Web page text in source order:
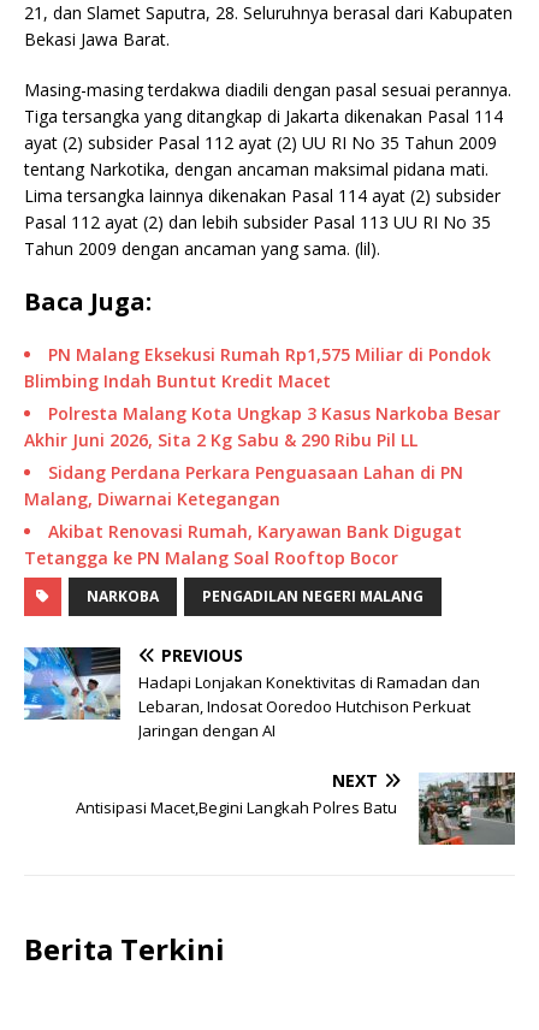
21, dan Slamet Saputra, 28. Seluruhnya berasal dari Kabupaten
Bekasi Jawa Barat.
Masing-masing terdakwa diadili dengan pasal sesuai perannya.
Tiga tersangka yang ditangkap di Jakarta dikenakan Pasal 114
ayat (2) subsider Pasal 112 ayat (2) UU RI No 35 Tahun 2009
tentang Narkotika, dengan ancaman maksimal pidana mati.
Lima tersangka lainnya dikenakan Pasal 114 ayat (2) subsider
Pasal 112 ayat (2) dan lebih subsider Pasal 113 UU RI No 35
Tahun 2009 dengan ancaman yang sama. (lil).
Baca Juga:
PN Malang Eksekusi Rumah Rp1,575 Miliar di Pondok
Blimbing Indah Buntut Kredit Macet
Polresta Malang Kota Ungkap 3 Kasus Narkoba Besar
Akhir Juni 2026, Sita 2 Kg Sabu & 290 Ribu Pil LL
Sidang Perdana Perkara Penguasaan Lahan di PN
Malang, Diwarnai Ketegangan
Akibat Renovasi Rumah, Karyawan Bank Digugat
Tetangga ke PN Malang Soal Rooftop Bocor
NARKOBA PENGADILAN NEGERI MALANG
PREVIOUS
Hadapi Lonjakan Konektivitas di Ramadan dan
Lebaran, Indosat Ooredoo Hutchison Perkuat
Jaringan dengan AI
NEXT
Antisipasi Macet,Begini Langkah Polres Batu
Berita Terkini